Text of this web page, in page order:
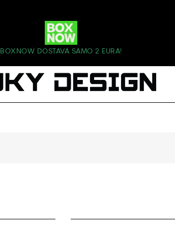
BOXNOW DOSTAVA SAMO 2 EURA!